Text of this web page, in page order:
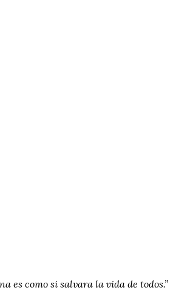
es como si salvara la vida de todos.”